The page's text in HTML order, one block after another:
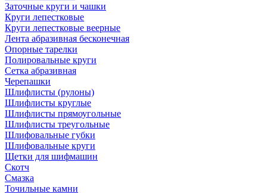
Заточные круги и чашки
Круги лепестковые
Круги лепестковые веерные
Лента абразивная бесконечная
Опорные тарелки
Полировальные круги
Сетка абразивная
Черепашки
Шлифлисты (рулоны)
Шлифлисты круглые
Шлифлисты прямоугольные
Шлифлисты треугольные
Шлифовальные губки
Шлифовальные круги
Щетки для шифмашин
Скотч
Смазка
Точильные камни